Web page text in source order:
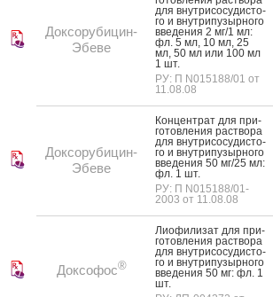
Доксорубицин-
Эбеве
для внут­ри­сосу­дис­то­
го и внут­ри­пузыр­но­го
вве­дения 2 мг/1 мл:
фл. 5 мл, 10 мл, 25
мл, 50 мл или 100 мл
1 шт.
РУ: П N015188/01 от
11.08.08
Доксорубицин-
Эбеве
Кон­цен­трат для при­
готов­ле­ния рас­тво­ра
для внут­ри­сосу­дис­то­
го и внут­ри­пузыр­но­го
вве­дения 50 мг/25 мл:
фл. 1 шт.
РУ: П N015188/01-
2003 от 11.08.08
Доксофос®
Ли­офи­лизат для при­
готов­ле­ния рас­тво­ра
для внут­ри­сосу­дис­то­
го и внут­ри­пузыр­но­го
вве­дения 50 мг: фл. 1
шт.